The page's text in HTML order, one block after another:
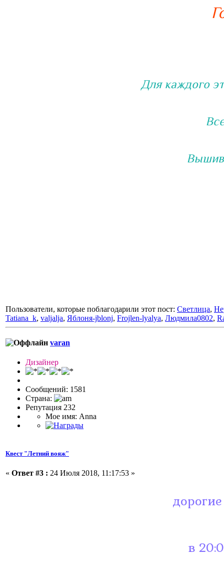
Для каждого
Пользователи, которые поблагодарили этот пост: Светлица,
Tatiana_k, valjalja, Яблоня-jblonj, Frojlen-lyalya, Людмила0802,
varan
Дизайнер
Сообщений: 1581
Страна:
Репутация 232
Мое имя: Anna
Квест "Летний вояж"
« Ответ #3 : 24 Июля 2018, 11:17:53 »
в